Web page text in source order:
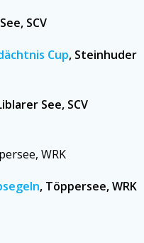
SCV
Cup, Steinhuder
See, SCV
WRK
, Töppersee, WRK